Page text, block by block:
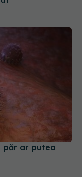
păr ar putea